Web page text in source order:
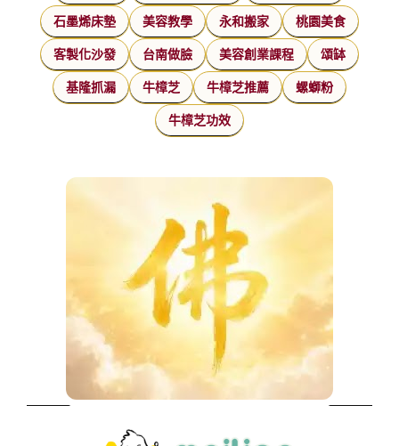
石墨烯床墊 美容教學 永和搬家 桃園美食
客製化沙發 台南做臉 美容創業課程 頌缽
基隆抓漏 牛樟芝 牛樟芝推薦 螺螄粉
牛樟芝功效